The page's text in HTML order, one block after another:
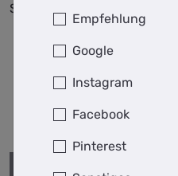
Empfehlung
Google
Instagram
Facebook
Pinterest
Stoßgriff Manhattan